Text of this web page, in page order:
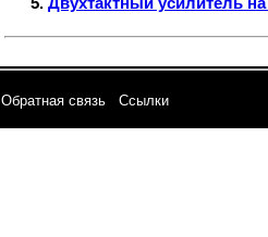
Обратная связь Ссылки